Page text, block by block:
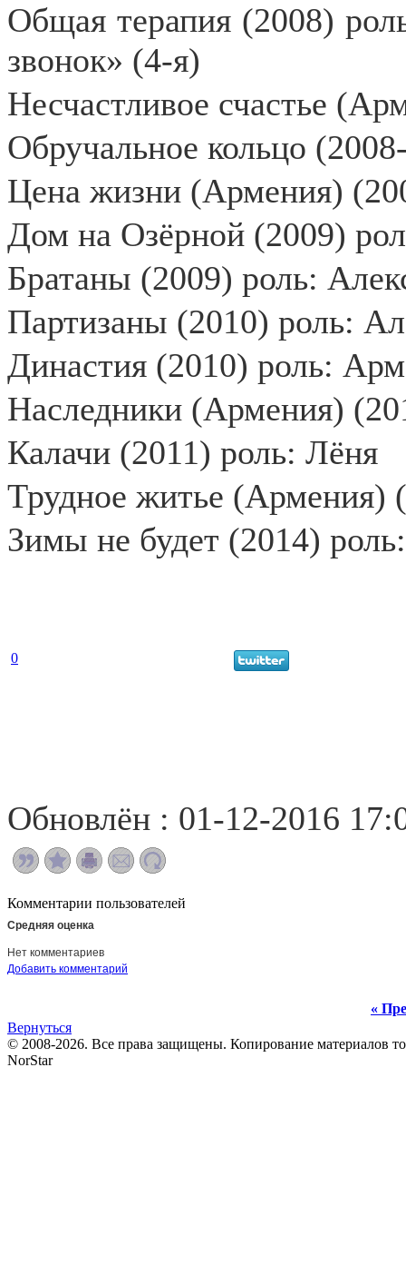
Общая терапия (2008)
звонок» (4-я)
Несчастливое счастье
Обручальное кольцо
Цена жизни (Армения)
Дом на Озёрной (2009)
Братаны (2009) роль:
Партизаны (2010) роль:
Династия (2010) роль:
Наследники (Армения)
Калачи (2011) роль: Лёня
Трудное житье (Армения)
Зимы не будет (2014)
0
Обновлён : 01-12-2016
Комментарии пользователей
Средняя оценка
Нет комментариев
Добавить комментарий
«
Вернуться
© 2008-2026. Все права защищены. Копирование материалов
NorStar